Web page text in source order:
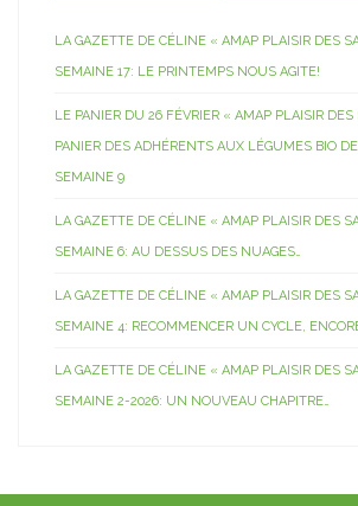
LA GAZETTE DE CÉLINE « AMAP PLAISIR DES
SEMAINE 17: LE PRINTEMPS NOUS AGITE!
LE PANIER DU 26 FÉVRIER « AMAP PLAISIR DES
PANIER DES ADHÉRENTS AUX LÉGUMES BIO
SEMAINE 9
LA GAZETTE DE CÉLINE « AMAP PLAISIR DES
SEMAINE 6: AU DESSUS DES NUAGES…
LA GAZETTE DE CÉLINE « AMAP PLAISIR DES
SEMAINE 4: RECOMMENCER UN CYCLE,
LA GAZETTE DE CÉLINE « AMAP PLAISIR DES
SEMAINE 2-2026: UN NOUVEAU CHAPITRE…